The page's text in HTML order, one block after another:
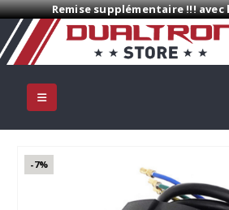
Remise supplémentaire !!! avec
-7%